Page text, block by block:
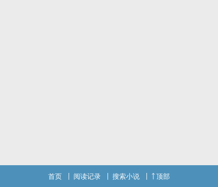
首页 阅读记录 搜索小说 顶部